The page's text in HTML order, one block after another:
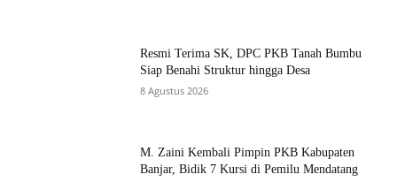
Resmi Terima SK, DPC PKB Tanah Bumbu
Siap Benahi Struktur hingga Desa
8 Agustus 2026
M. Zaini Kembali Pimpin PKB Kabupaten
Banjar, Bidik 7 Kursi di Pemilu Mendatang